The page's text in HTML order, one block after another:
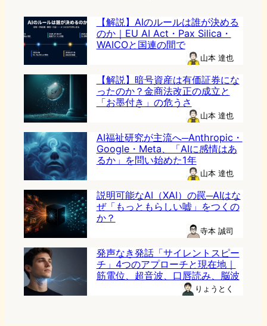
【解説】AIのルールは誰が決める
のか｜EU AI Act・Pax Silica・
WAICOと国連の間で
山本 達也
【解説】暗号資産は有価証券にな
ったのか？金商法改正の成立と
「お墨付き」の危うさ
山本 達也
AI福祉研究が主流へ─Anthropic・
Google・Meta、「AIに感情はあ
るか」を問い始めた1年
山本 達也
説明可能なAI（XAI）の罠─AIはな
ぜ「もっともらしい嘘」をつくの
か？
寺本 誠司
発声なき発話「サイレントスピー
チ」4つのアプローチと現在地｜
筋電位、超音波、口唇読み、脳波
りょうとく